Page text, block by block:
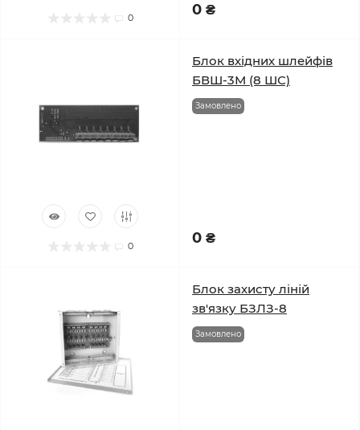
0 0 ₴
0
Блок вхідних шлейфів
БВШ-3М (8 ШС)
Замовлено
0 ₴
Блок захисту ліній
зв'язку БЗЛЗ-8
Замовлено